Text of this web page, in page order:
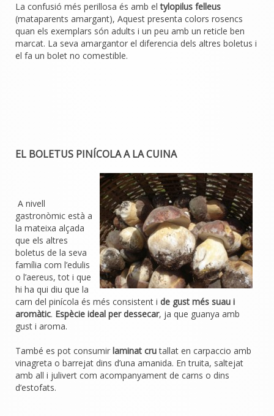
La confusió més perillosa és amb eltylopilus felleus
(mataparents amargant), Aquest presenta colors rosencs
quan els exemplars són adults i un peu amb un reticle ben
marcat. La seva amargantor el diferencia dels altres boletus i
el fa un bolet no comestible.
EL BOLETUS PINÍCOLA A LA CUINA
A nivell
gastronòmic està a
la mateixa alçada
que els altres
boletus de la seva
família com l’edulis
o l’aereus, tot i que
hi ha qui diu que la
carn del pinícola és més consistent i de gust més suau i
aromàtic. Espècie ideal per dessecar, ja que guanya amb
gust i aroma.
També es pot consumir laminat crutallat en carpaccio amb
vinagreta o barrejat dins d’una amanida. En truita, saltejat
amb all i julivert com acompanyament de carns o dins
d’estofats.